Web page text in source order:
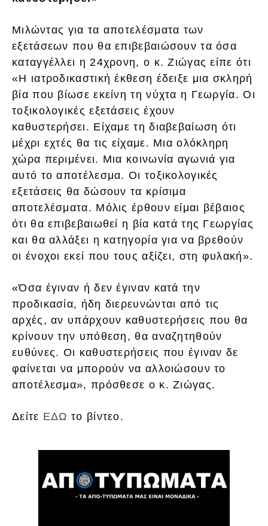
Μιλώντας για τα αποτελέσματα των
εξετάσεων που θα επιβεβαιώσουν τα όσα
καταγγέλλει η 24χρονη, ο κ. Ζιώγας είπε ότι
«Η ιατροδικαστική έκθεση έδειξε μια σκληρή
βία που βίωσε εκείνη τη νύχτα η Γεωργία. Οι
τοξικολογικές εξετάσεις έχουν
καθυστερήσει. Είχαμε τη διαβεβαίωση ότι
μέχρι εχτές θα τις είχαμε. Μια ολόκληρη
χώρα περιμένει. Μια κοινωνία αγωνιά για
αυτό το αποτέλεσμα. Οι τοξικολογικές
εξετάσεις θα δώσουν τα κρίσιμα
αποτελέσματα. Μόλις έρθουν είμαι βέβαιος
ότι θα επιβεβαιωθεί η βία κατά της Γεωργίας
και θα αλλάξει η κατηγορία για να βρεθούν
οι ένοχοι εκεί που τους αξίζει, στη φυλακή».
«Όσα έγιναν ή δεν έγιναν κατά την
προδικασία, ήδη διερευνώνται από τις
αρχές, αν υπάρχουν καθυστερήσεις που θα
κρίνουν την υπόθεση, θα αναζητηθούν
ευθύνες. Οι καθυστερήσεις που έγιναν δε
φαίνεται να μπορούν να αλλοιώσουν το
αποτέλεσμα», πρόσθεσε ο κ. Ζιώγας.
Δείτε ΕΔΩ το βίντεο.